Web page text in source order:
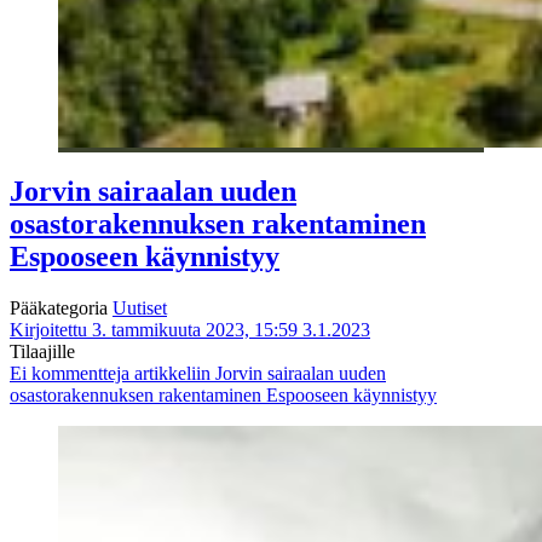
Jorvin sairaalan uuden
osastorakennuksen rakentaminen
Espooseen käynnistyy
Pääkategoria Uutiset
Kirjoitettu 3. tammikuuta 2023, 15:59 3.1.2023
Tilaajille
Ei kommentteja artikkeliin Jorvin sairaalan uuden
osastorakennuksen rakentaminen Espooseen käynnistyy